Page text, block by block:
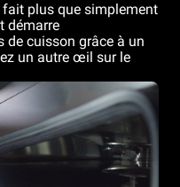
fait plus que simplement
démarre
de cuisson grâce à un
un autre œil sur le